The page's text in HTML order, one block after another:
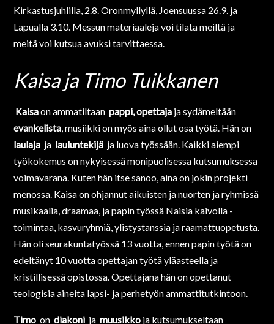
Kirkastusjuhlilla, 2.8. Oronmyllyllä, Joensuussa 26.9. ja
Lapualla 3.10. Messun materiaaleja voi tilata meiltä ja
meitä voi kutsua avuksi tarvittaessa.
Kaisa ja Timo Tuikkanen
Kaisaon ammatiltaan pappi,opettaja ja sydämeltään
evankelista, musiikki on myös aina ollut osa työtä. Hän on
laulaja ja lauluntekijä ja luova työssään. Kaikki aiempi
työkokemus on nykyisessä monipuolisessa kutsumuksessa
voimavarana. Kuten hän itse sanoo, aina on jokin projekti
menossa. Kaisa on ohjannut aikuisten ja nuorten ja ryhmissä
musikaalia, draamaa, ja papin työssä Naisia kaivolla -
toimintaa, kasvuryhmiä, ylistystanssia ja raamattuopetusta.
Hän oli seurakuntatyössä 13 vuotta, ennen papin työtä on
edeltänyt 10 vuotta opettajan työtä yläasteella ja
kristillisessä opistossa. Opettajana hän on opettanut
teologisia aineita lapsi- ja perhetyön ammattitutkintoon.
Timo on diakoni ja muusikko ja kutsumukseltaan